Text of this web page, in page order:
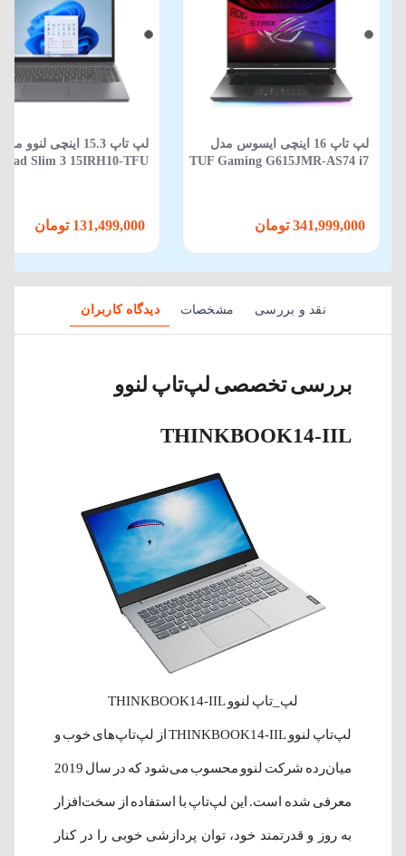
لپ‌ تاپ 16 اینچی ایسوس مدل
TUF Gaming G615JMR-AS74 i7
لپ‌ تاپ 15.3 اینچی لنوو مدل
Slim 3 15IRH10-TFU
نقد و بررسی مشخصات دیدگاه کاربران
بررسی تخصصی لپ‌تاپ لنوو
THINKBOOK14-IIL
لپ_تاپ لنوو THINKBOOK14-IIL
لپ‌تاپ لنووTHINKBOOK14-IIL از لپ‌تاپ‌های خوب و
میان‌رده شرکت لنوو محسوب می‌شود که در سال 2019
معرفی شده‌ است. این لپ‌تاپ با استفاده از سخت‌افزار
به روز و قدرتمند خود، توان پردازشی خوبی را در کنار